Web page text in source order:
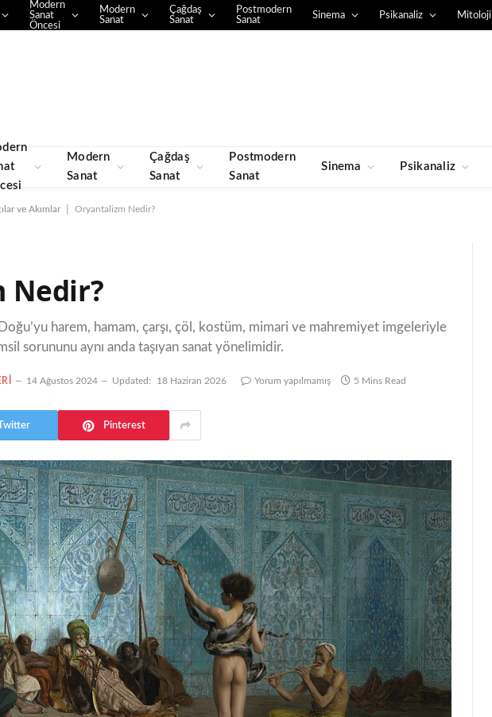
Modern
Sanat
Öncesi
Modern
Sanat
Çağdaş
Sanat
Postmodern
Sanat
Sinema Psikanaliz Mitoloji
Modern
Sanat
Çağdaş
Sanat
Postmodern
Sanat
Sinema Psikanaliz
ve Akımlar Oryantalizm Nedir?
Nedir?
harem, hamam, çarşı, çöl, kostüm, mimari ve mahremiyet imgeleriyle
sorununu aynı anda taşıyan sanat yönelimidir.
14 Ağustos 2024 Updated: 18 Haziran 2026 Yorum yapılmamış 5 Mins Read
Twitter Pinterest